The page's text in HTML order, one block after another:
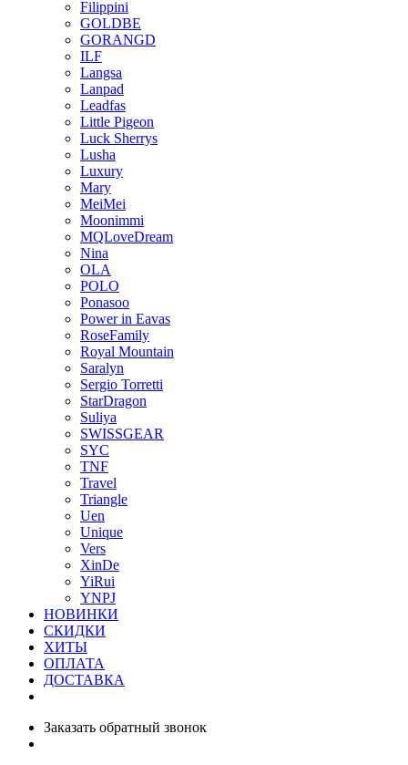
Filippini
GOLDBE
GORANGD
ILF
Langsa
Lanpad
Leadfas
Little Pigeon
Luck Sherrys
Lusha
Luxury
Mary
MeiMei
Moonimmi
MQLoveDream
Nina
OLA
POLO
Ponasoo
Power in Eavas
RoseFamily
Royal Mountain
Saralyn
Sergio Torretti
StarDragon
Suliya
SWISSGEAR
SYC
TNF
Travel
Triangle
Uen
Unique
Vers
XinDe
YiRui
YNPJ
НОВИНКИ
СКИДКИ
ХИТЫ
ОПЛАТА
ДОСТАВКА
Заказать обратный звонок